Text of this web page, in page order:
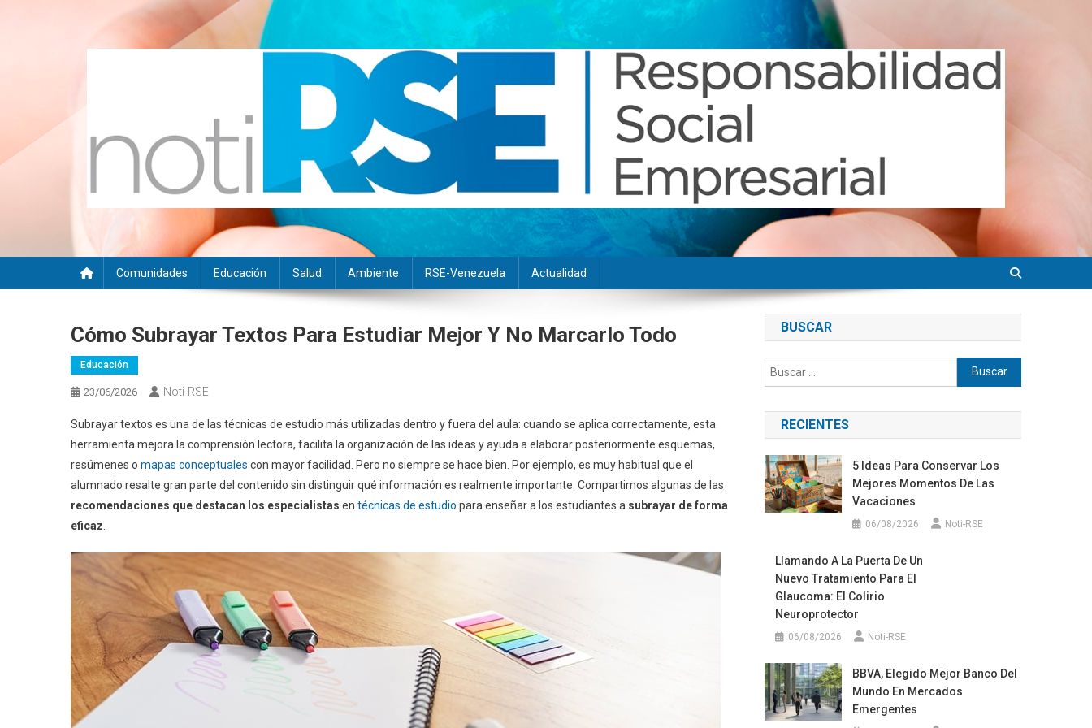
Noti RSE
Noticias con sentido responsable
Comunidades Educación Salud Ambiente RSE-Venezuela Actualidad
Cómo Subrayar Textos Para Estudiar Mejor Y No Marcarlo Todo
Educación
23/06/2026 Noti-RSE
Subrayar textos es una de las técnicas de estudio más utilizadas dentro y fuera del aula: cuando se aplica correctamente, esta
herramienta mejora la comprensión lectora, facilita la organización de las ideas y ayuda a elaborar posteriormente esquemas,
resúmenes o mapas conceptuales con mayor facilidad. Pero no siempre se hace bien. Por ejemplo, es muy habitual que el
alumnado resalte gran parte del contenido sin distinguir qué información es realmente importante. Compartimos algunas de las
recomendaciones que destacan los especialistas en técnicas de estudio para enseñar a los estudiantes a subrayar de forma
eficaz
BUSCAR
Buscar:
RECIENTES
5 Ideas Para Conservar Los
Mejores Momentos De Las
Vacaciones
06/08/2026 Noti-RSE
Llamando A La Puerta De Un
Nuevo Tratamiento Para El
Glaucoma: El Colirio
Neuroprotector
06/08/2026 Noti-RSE
BBVA, Elegido Mejor Banco Del
Mundo En Mercados
Emergentes